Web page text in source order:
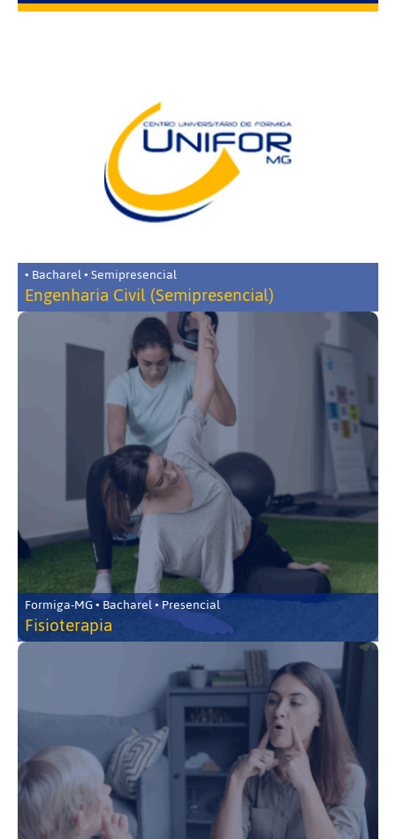
• Bacharel • Semipresencial
Engenharia Civil (Semipresencial)
Formiga-MG • Bacharel • Presencial
Fisioterapia